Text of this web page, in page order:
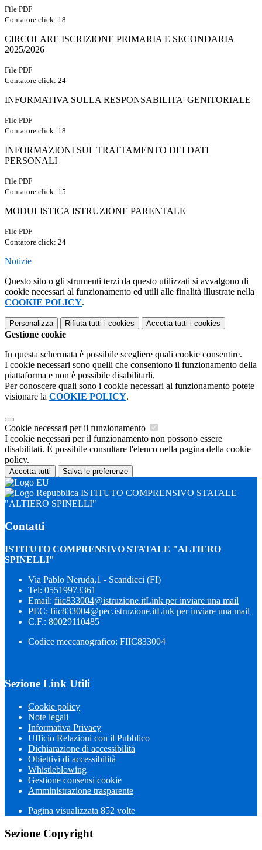
File PDF
Contatore click: 18
CIRCOLARE ISCRIZIONE PRIMARIA E SECONDARIA
2025/2026
File PDF
Contatore click: 24
INFORMATIVA SULLA RESPONSABILITA' GENITORIALE
File PDF
Contatore click: 18
INFORMAZIONI SUL TRATTAMENTO DEI DATI
PERSONALI
File PDF
Contatore click: 15
MODULISTICA ISTRUZIONE PARENTALE
File PDF
Contatore click: 24
Notizie
Questo sito o gli strumenti terzi da questo utilizzati si avvalgono di
cookie necessari al funzionamento ed utili alle finalità illustrate nella
COOKIE POLICY.
Personalizza Rifiuta tutti i cookies Accetta tutti i cookies
Gestione cookie
In questa schermata è possibile scegliere quali cookie consentire.
I cookie necessari sono quelli che consentono il funzionamento della
piattaforma e non è possibile disabilitarli.
Per conoscere quali sono i cookie necessari al funzionamento potete
visionare la COOKIE POLICY.
Cookie necessari per il funzionamento
I cookie necessari per il funzionamento non possono essere
disabilitati. È possibile consultare l'elenco nella pagina della cookie
policy.
Accetta tutti Salva le preferenze
ISTITUTO COMPRENSIVO STATALE
"ALTIERO SPINELLI"
Contatti
ISTITUTO COMPRENSIVO STATALE "ALTIERO
SPINELLI"
Via Pablo Neruda,1 - Scandicci (FI)
Tel: 05519973361
Email: fiic833004@istruzione.itLink per inviare una mail
PEC: fiic833004@pec.istruzione.itLink per inviare una mail
C.F.: 80029110485
Codice meccanografico: FIIC833004
Sezione Link Utili
Cookie policy
Note legali
Informativa Privacy
Ufficio Relazioni con il Pubblico
Dichiarazione di accessibilità
Obiettivi di accessibilità
Whistleblowing
Gestione consensi cookie
Amministrazione trasparente
Pagina visualizzata 852 volte
Sezione Copyright